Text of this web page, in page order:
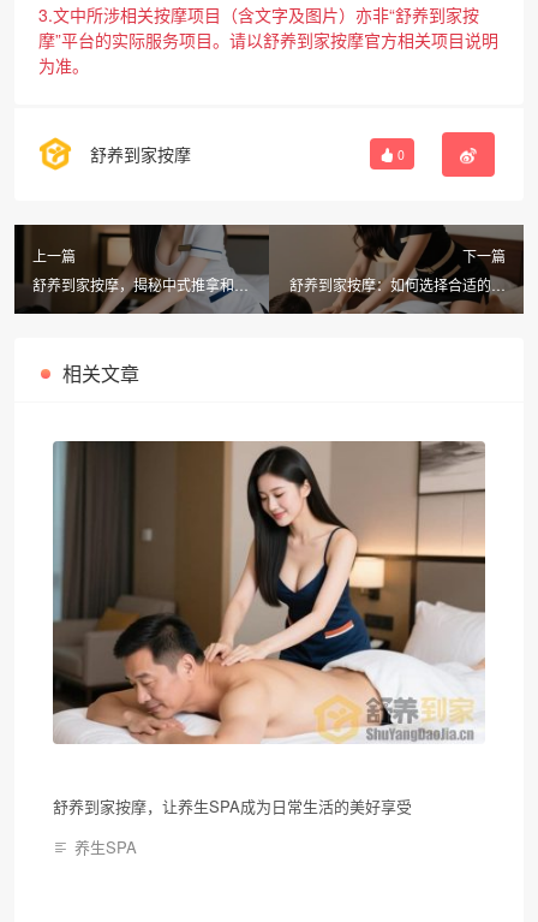
3.文中所涉相关按摩项目（含文字及图片）亦非“舒养到家按
摩”平台的实际服务项目。请以舒养到家按摩官方相关项目说明
为准。
舒养到家按摩 0
上一篇
舒养到家按摩，揭秘中式推拿和中
医按摩有什么区别
下一篇
舒养到家按摩：如何选择合适的上
门按摩服务更安心
相关文章
舒养到家按摩，让养生SPA成为日常生活的美好享受
养生SPA